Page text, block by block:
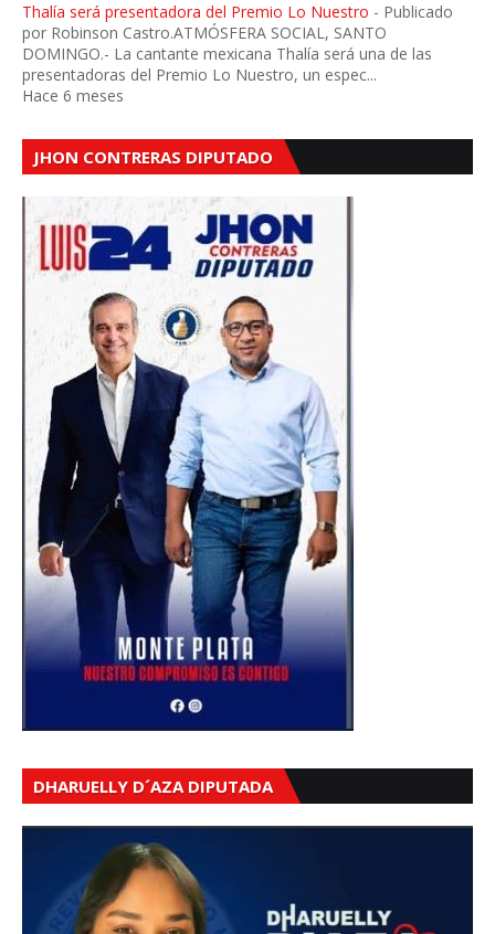
Thalía será presentadora del Premio Lo Nuestro - Publicado
por Robinson Castro.ATMÓSFERA SOCIAL, SANTO
DOMINGO.- La cantante mexicana Thalía será una de las
presentadoras del Premio Lo Nuestro, un espec...
Hace 6 meses
JHON CONTRERAS DIPUTADO
DHARUELLY D´AZA DIPUTADA